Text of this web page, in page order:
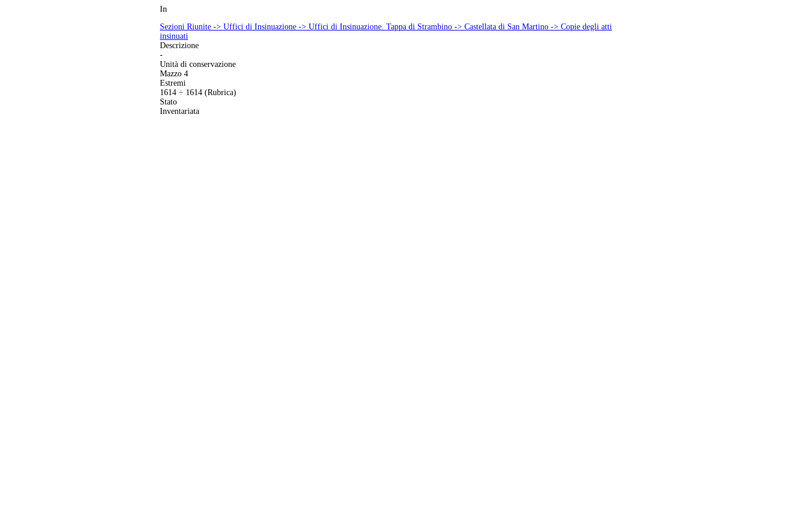
In
Sezioni Riunite -> Uffici di Insinuazione -> Uffici di Insinuazione. Tappa di Strambino -> Castellata di San Martino -> Copie degli atti
insinuati
Descrizione
-
Unità di conservazione
Mazzo 4
Estremi
1614 ÷ 1614 (Rubrica)
Stato
Inventariata